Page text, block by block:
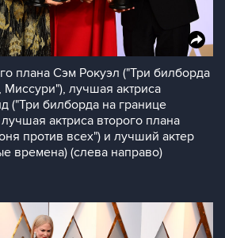
плана Сэм Рокуэл ("Три билборда
Миссури"), лучшая актриса
("Три билборда на границе
актриса второго плана
против всех") и лучший актер
времена) (слева направо)